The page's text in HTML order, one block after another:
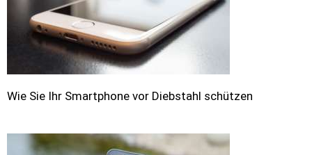
Wie Sie Ihr Smartphone vor Diebstahl schützen